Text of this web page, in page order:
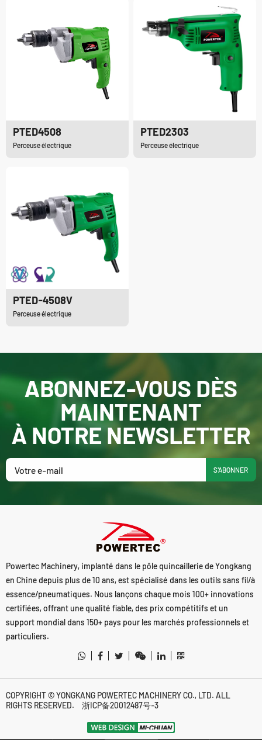
PTED4508
Perceuse électrique
PTED2303
Perceuse électrique
PTED-4508V
Perceuse électrique
ABONNEZ-VOUS DÈS
MAINTENANT
À NOTRE NEWSLETTER
S'ABONNER
Powertec Machinery, implanté dans le pôle quincaillerie de Yongkang
en Chine depuis plus de 10 ans, est spécialisé dans les outils sans fil/à
essence/pneumatiques. Nous lançons chaque mois 100+ innovations
certifiées, offrant une qualité fiable, des prix compétitifs et un
support mondial dans 150+ pays pour les marchés professionnels et
particuliers.
COPYRIGHT © YONGKANG POWERTEC MACHINERY CO., LTD. ALL
RIGHTS RESERVED.
浙ICP备20012487号-3